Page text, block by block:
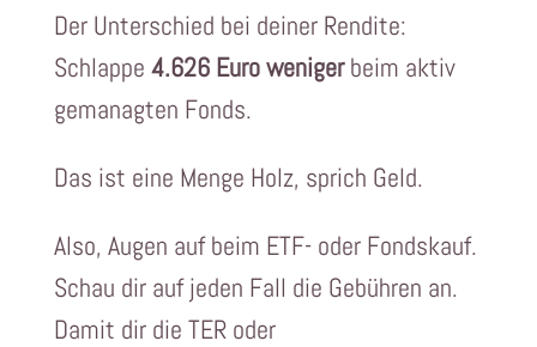
Der Unterschied bei deiner Rendite:
Schlappe 4.626 Euro wenigerbeim aktiv
gemanagten Fonds.
Das ist eine Menge Holz, sprich Geld.
Also, Augen auf beim ETF- oder Fondskauf.
Schau dir auf jeden Fall die Gebühren an.
Damit dir die TER oder